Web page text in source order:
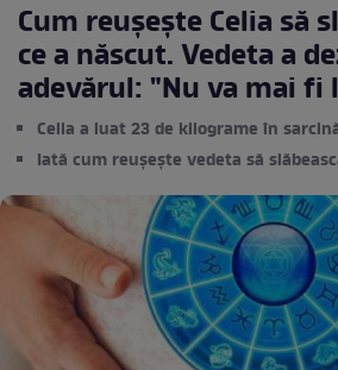
Cum reușește Celia să
ce a născut. Vedeta a
adevărul: "Nu va mai fi
Celia a luat 23 de kilograme în
Iată cum reușește vedeta să